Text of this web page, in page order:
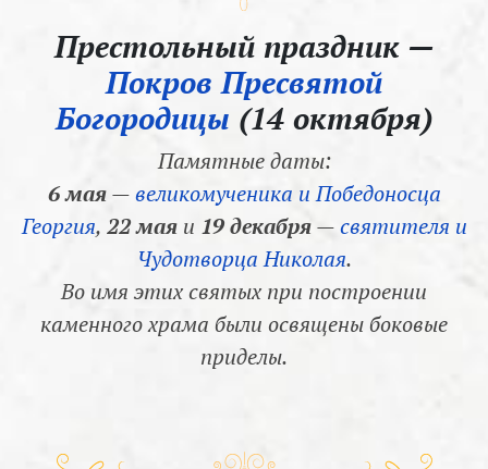
Престольный праздник —
Покров Пресвятой
Богородицы (14 октября)
Памятные даты:
6 мая—великомученика и Победоносца
Георгия, 22 маяи 19 декабря—святителя и
Чудотворца Николая.
Во имя этих святых при построении
каменного храма были освящены боковые
приделы.